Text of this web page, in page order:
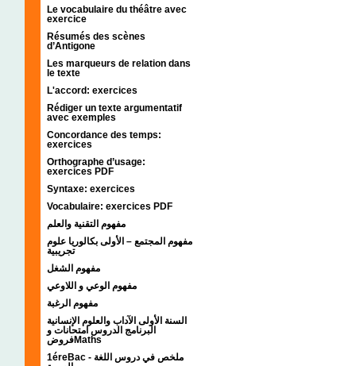
Le vocabulaire du théâtre avec
exercice
Résumés des scènes
d’Antigone
Les marqueurs de relation dans
le texte
L'accord: exercices
Rédiger un texte argumentatif
avec exemples
Concordance des temps:
exercices
Orthographe d’usage:
exercices PDF
Syntaxe: exercices
Vocabulaire: exercices PDF
مفهوم التقنية والعلم
مفهوم المجتمع – الأولى بكالوريا علوم
تجريبية
مفهوم الشغل
مفهوم الوعي و اللاوعي
مفهوم الرغبة
السنة الأولى الآداب والعلوم الإنسانية
البرنامج الدروس امتحانات و
فروضMaths
1éreBac - ملخص في دروس اللغة